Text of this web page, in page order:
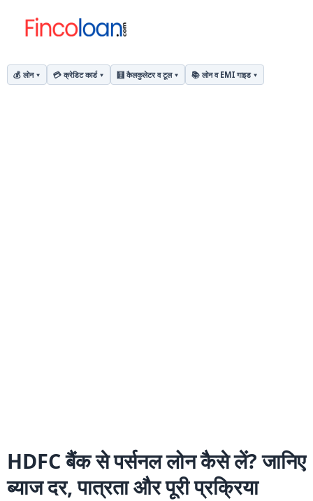
💰 लोन 💳 क्रेडिट कार्ड 🧮 कैलकुलेटर व टूल 📚 लोन व EMI गाइड
HDFC बैंक से पर्सनल लोन कैसे लें? जानिए
ब्याज दर, पात्रता और पूरी प्रक्रिया